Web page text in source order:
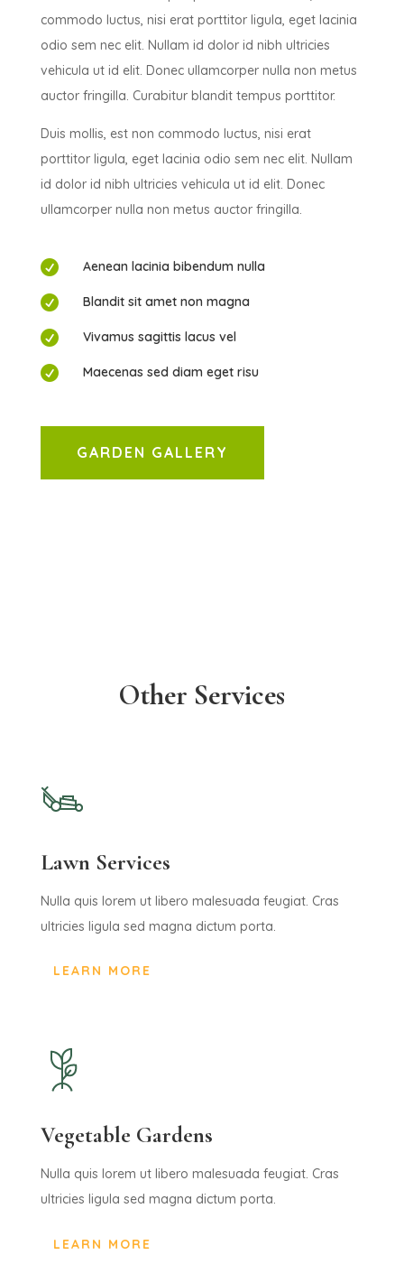
commodo luctus, nisi erat porttitor ligula, eget lacinia
odio sem nec elit. Nullam id dolor id nibh ultricies
vehicula ut id elit. Donec ullamcorper nulla non metus
auctor fringilla. Curabitur blandit tempus porttitor.
Duis mollis, est non commodo luctus, nisi erat
porttitor ligula, eget lacinia odio sem nec elit. Nullam
id dolor id nibh ultricies vehicula ut id elit. Donec
ullamcorper nulla non metus auctor fringilla.
 Aenean lacinia bibendum nulla
 Blandit sit amet non magna
 Vivamus sagittis lacus vel
 Maecenas sed diam eget risu
GARDEN GALLERY
Other Services
Lawn Services
Nulla quis lorem ut libero malesuada feugiat. Cras
ultricies ligula sed magna dictum porta.
LEARN MORE
Vegetable Gardens
Nulla quis lorem ut libero malesuada feugiat. Cras
ultricies ligula sed magna dictum porta.
LEARN MORE